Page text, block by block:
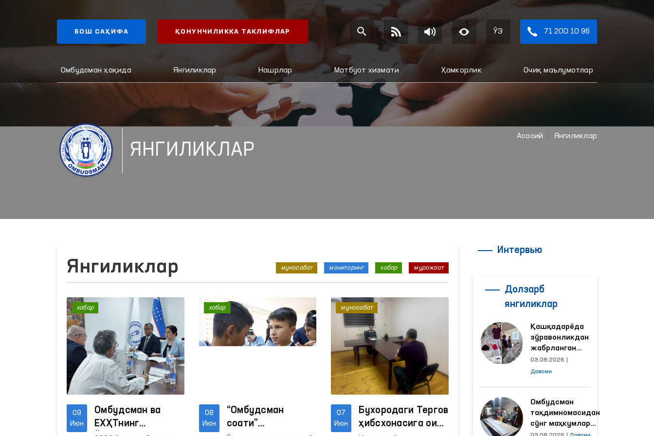
БОШ САҲИФА ҚОНУНЧИЛИККА ТАКЛИФЛАР ЎЗ 71 200 10 96
Омбудсман ҳақида Янгиликлар Нашрлар Матбуот хизмати Ҳамкорлик Очиқ маълумотлар
ЯНГИЛИКЛАР
Aсосий Янгиликлар
Янгиликлар муносабат мониторинг хабар мурожаат
09
Июн
Омбудсман ва
ЕХҲТнинг
хабар
08
Июн
“Омбудсман
соати”
хабар
07
Июн
Бухородаги Тергов
ҳибсхонасига оид
муносабат
Интервью
Долзарб
янгиликлар
Қашқадарёда
зўравонликдан
жабрланган
аёлнинг ҳолати
Омбудсман
03.08.2026
Давоми
Омбудсман
тақдимномасидан
сўнг маҳкумлар